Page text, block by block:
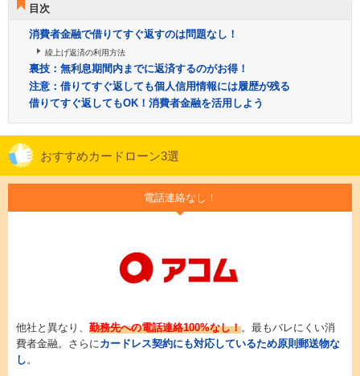
目次
消費者金融で借りてすぐ返すのは問題なし！
繰上げ返済の利用方法
裏技：無利息期間内までに返済するのがお得！
注意：借りてすぐ返しても個人信用情報には履歴が残る
借りてすぐ返してもOK！消費者金融を活用しよう
おすすめカードローン3選
電話連絡なし！
他社と異なり、 勤務先への電話連絡100%なし！。最もバレにくい消
費者金融。さらに カードレス契約にも対応しているため原則郵送物な
し 。